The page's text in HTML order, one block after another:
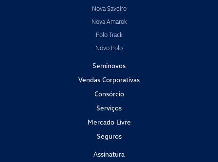
Nova Saveiro
Nova Amarok
Polo Track
Novo Polo
Seminovos
Vendas Corporativas
Consórcio
Serviços
Mercado Livre
Seguros
Assinatura